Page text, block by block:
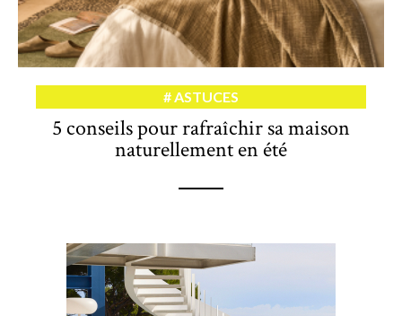
ASTUCES
5 conseils pour rafraîchir sa maison
naturellement en été